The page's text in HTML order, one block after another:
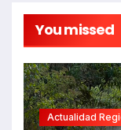
You missed
Actualidad